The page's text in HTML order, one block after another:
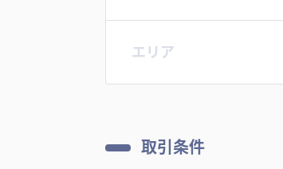
エリア
取引条件